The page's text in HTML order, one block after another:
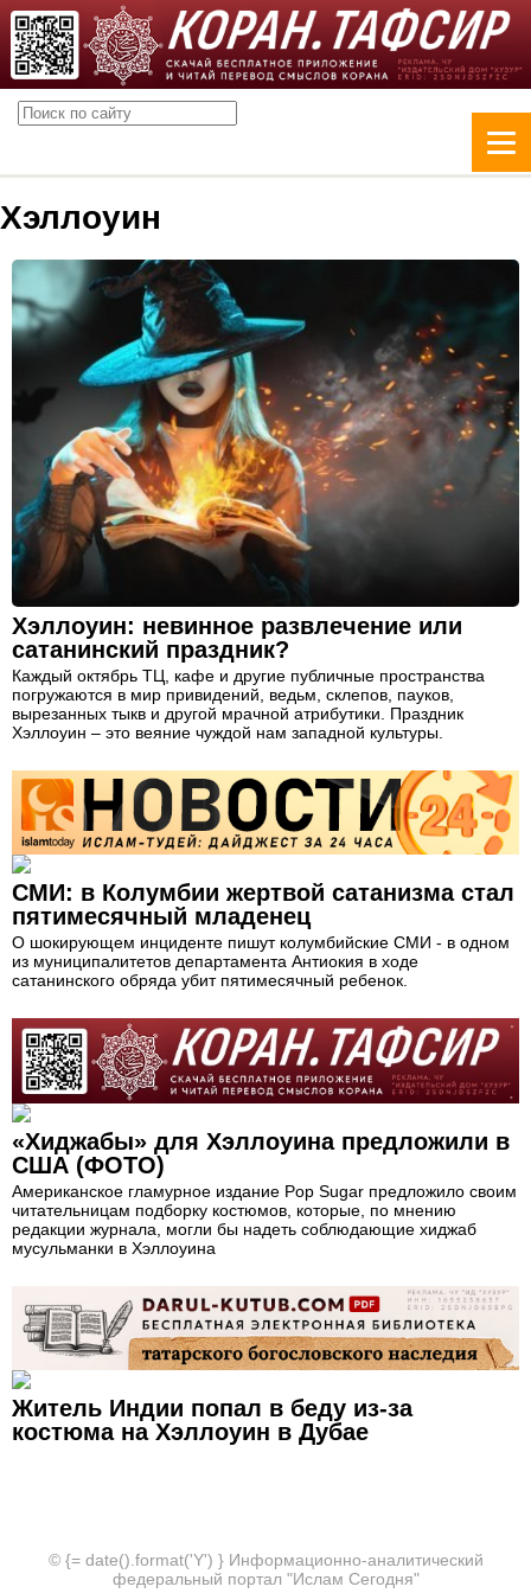
Хэллоуин
Хэллоуин: невинное развлечение или
сатанинский праздник?
Каждый октябрь ТЦ, кафе и другие публичные пространства
погружаются в мир привидений, ведьм, склепов, пауков,
вырезанных тыкв и другой мрачной атрибутики. Праздник
Хэллоуин – это веяние чуждой нам западной культуры.
СМИ: в Колумбии жертвой сатанизма стал
пятимесячный младенец
О шокирующем инциденте пишут колумбийские СМИ - в одном
из муниципалитетов департамента Антиокия в ходе
сатанинского обряда убит пятимесячный ребенок.
«Хиджабы» для Хэллоуина предложили в
США (ФОТО)
Американское гламурное издание Pop Sugar предложило своим
читательницам подборку костюмов, которые, по мнению
редакции журнала, могли бы надеть соблюдающие хиджаб
мусульманки в Хэллоуина
Житель Индии попал в беду из-за
костюма на Хэллоуин в Дубае
© {= date().format('Y') } Информационно-аналитический
федеральный портал "Ислам Сегодня"